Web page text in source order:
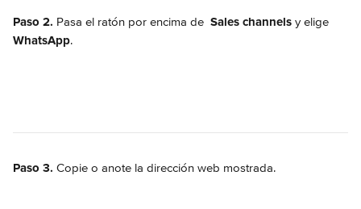
Paso 2. Pasa el ratón por encima de Sales channels y elige
WhatsApp.
Paso 3. Copie o anote la dirección web mostrada.